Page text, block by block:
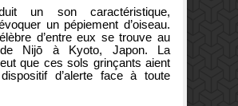
un son caractéristique,
un pépiement d’oiseau.
d’entre eux se trouve au
Nijō à Kyoto, Japon. La
que ces sols grinçants aient
d’alerte face à toute